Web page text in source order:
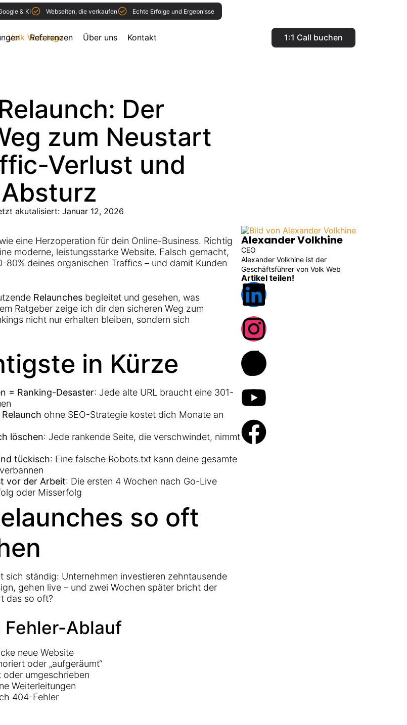
& KI Webseiten, die verkaufen Echte Erfolge und Ergebnisse
Referenzen Über uns Kontakt 1:1 Call buchen
Der
zum Neustart
Verlust und
akutalisiert: Januar 12, 2026
eine Herzoperation für dein Online-Business. Richtig
moderne, leistungsstarke Website. Falsch gemacht,
deines organischen Traffics – und damit Kunden
Relaunches begleitet und gesehen, was
Ratgeber zeige ich dir den sicheren Weg zum
nicht nur erhalten bleiben, sondern sich
in Kürze
= Ranking-Desaster: Jede alte URL braucht eine 301-
Relaunch ohne SEO-Strategie kostet dich Monate an
löschen: Jede rankende Seite, die verschwindet, nimmt
tückisch: Eine falsche Robots.txt kann deine gesamte
vor der Arbeit: Die ersten 4 Wochen nach Go-Live
oder Misserfolg
so oft
sich ständig: Unternehmen investieren zehntausende
gehen live – und zwei Wochen später bricht der
das so oft?
Ablauf
neue Website
oder „aufgeräumt“
umgeschrieben
Weiterleitungen
404-Fehler
Alexander Volkhine
CEO
Alexander Volkhine ist der
Geschäftsführer von Volk Web
Artikel teilen!